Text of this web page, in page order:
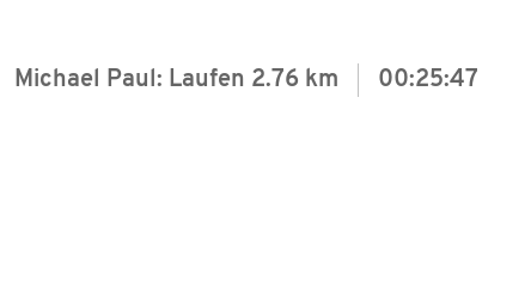
Michael Paul: Laufen 2.76 km 00:25:47